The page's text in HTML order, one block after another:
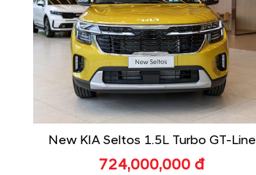
New KIA Seltos 1.5L Turbo GT-Line
724,000,000 đ